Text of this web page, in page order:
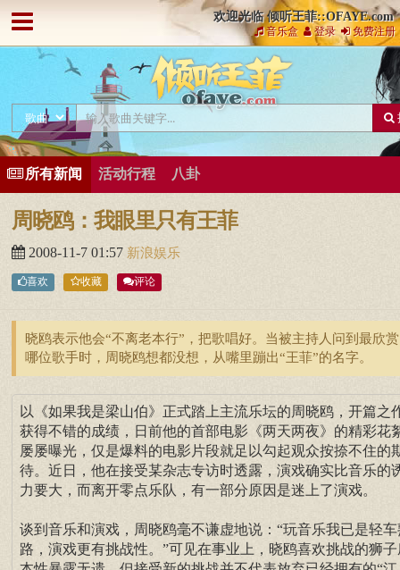
欢迎光临 倾听王菲::OFAYE.com
音乐盒 登录 免费注册
所有新闻 活动行程 八卦
周晓鸥：我眼里只有王菲
2008-11-7 01:57 新浪娱乐
喜欢 收藏 评论
晓鸥表示他会“不离老本行”，把歌唱好。当被主持人问到最欣
哪位歌手时，周晓鸥想都没想，从嘴里蹦出“王菲”的名字。
以《如果我是梁山伯》正式踏上主流乐坛的周晓鸥，开篇之
获得不错的成绩，日前他的首部电影《两天两夜》的精彩花
屡屡曝光，仅是爆料的电影片段就足以勾起观众按捺不住的
待。近日，他在接受某杂志专访时透露，演戏确实比音乐的
力要大，而离开零点乐队，有一部分原因是迷上了演戏。
谈到音乐和演戏，周晓鸥毫不谦虚地说：“玩音乐我已是轻车
路，演戏更有挑战性。”可见在事业上，晓鸥喜欢挑战的狮子